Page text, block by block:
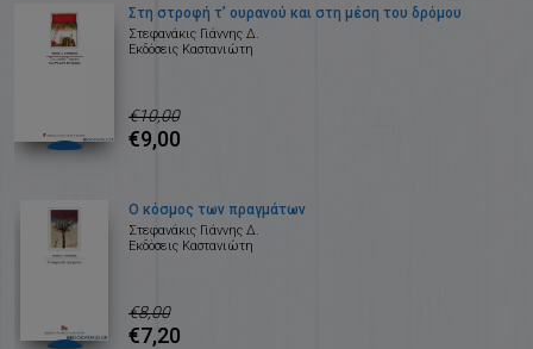
Στη στροφή τ’ ουρανού και στη μέση του δρόμου
Στεφανάκις Γιάννης Δ.
Εκδόσεις Καστανιώτη
€10,00
€9,00
Ο κόσμος των πραγμάτων
Στεφανάκις Γιάννης Δ.
Εκδόσεις Καστανιώτη
€8,00
€7,20